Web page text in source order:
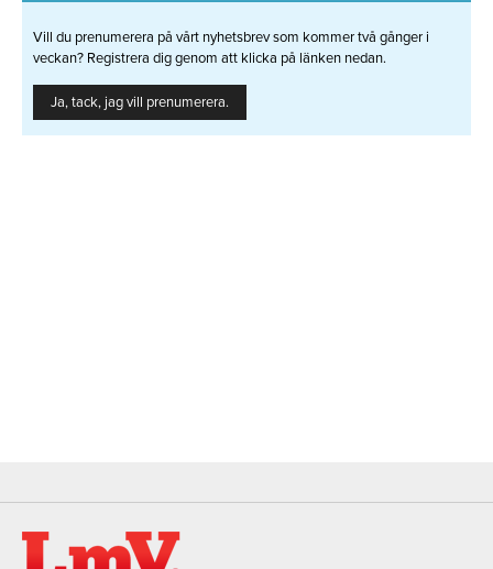
Vill du prenumerera på vårt nyhetsbrev som kommer två gånger i
veckan? Registrera dig genom att klicka på länken nedan.
Ja, tack, jag vill prenumerera.